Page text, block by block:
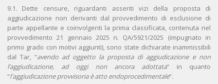
9.1. Dette censure, riguardanti asseriti vizi della proposta di
aggiudicazione non derivanti dal provvedimento di esclusione di
parte appellante e coinvolgenti la prima classificata, contenuta nel
provvedimento 21 gennaio 2025 n. QA/5921/2025 (impugnato in
primo grado con motivi aggiunti), sono state dichiarate inammissibili
dal Tar, “avendo ad oggetto la proposta di aggiudicazione e non
l’aggiudicazione, ad oggi non ancora adottata” in quanto
“l'aggiudicazione provvisoria è atto endoprocedimentale”.